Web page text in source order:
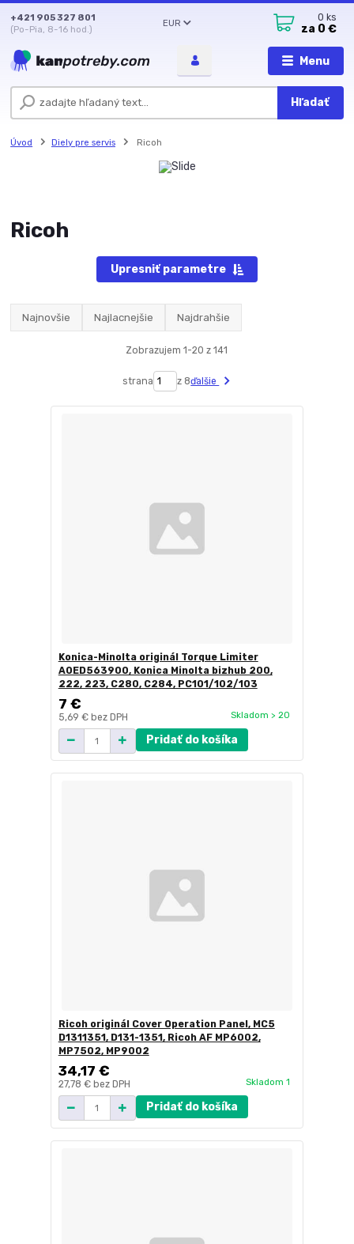
Menu
EUR
Hľadať
+421 905 327 801
(Po-Pia, 8-16 hod.)
0 ks
za 0 €
Úvod Diely pre servis Ricoh
Ricoh
Upresniť parametre
Najnovšie Najlacnejšie Najdrahšie
Zobrazujem 1-20 z 141
strana z 8ďalšie
Konica-Minolta originál Torque Limiter
A0ED563900, Konica Minolta bizhub 200,
222, 223, C280, C284, PC101/102/103
7 €
5,69 € bez DPH Skladom > 20
Pridať do košíka
Ricoh originál Cover Operation Panel, MC5
D1311351, D131-1351, Ricoh AF MP6002,
MP7502, MP9002
34,17 €
27,78 € bez DPH Skladom 1
Pridať do košíka